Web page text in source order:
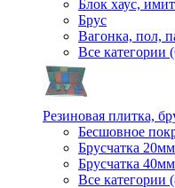
Блок хаус,
Брус
Вагонка, пол,
Все категории
Резиновая плитка,
Бесшовное
Брусчатка 20мм
Брусчатка 40мм
Все категории